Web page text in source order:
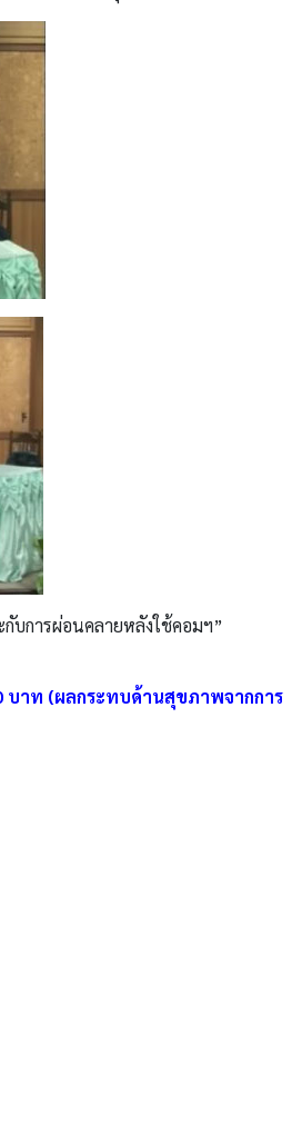
บการผ่อนคลายหลังใช้คอมฯ”
บาท (ผลกระทบด้านสุขภาพจากการ